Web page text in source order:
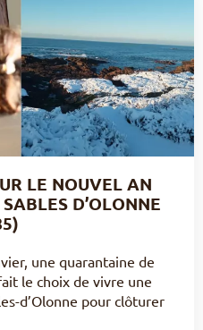
LE NOUVEL AN
D’OLONNE
une quarantaine de
le choix de vivre une
d’Olonne pour clôturer